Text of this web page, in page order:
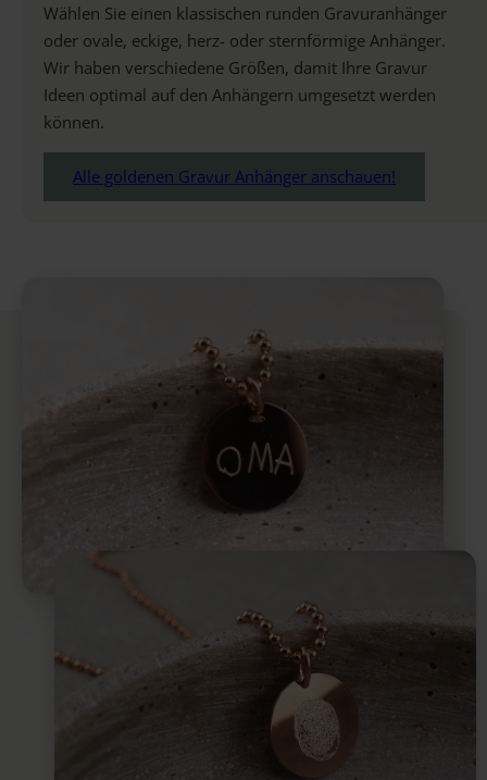
Wählen Sie einen klassischen runden Gravuranhänger
oder ovale, eckige, herz- oder sternförmige Anhänger.
Wir haben verschiedene Größen, damit Ihre Gravur
Ideen optimal auf den Anhängern umgesetzt werden
können.
Alle goldenen Gravur Anhänger anschauen!